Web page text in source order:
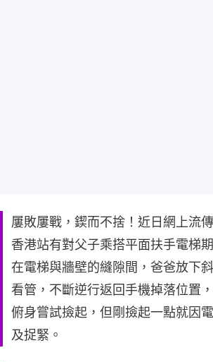
屢敗屢戰，鍥而不捨！近日網上流
香港站有對父子乘搭平面扶手電梯
在電梯與牆壁的縫隙間，爸爸放下
看管，不斷逆行返回手機掉落位置
俯身嘗試撿起，但剛撿起一點就因
及捉緊。